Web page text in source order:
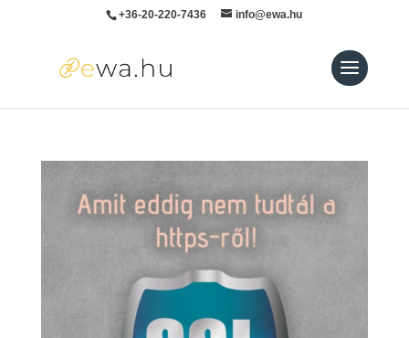
+36-20-220-7436 info@ewa.hu